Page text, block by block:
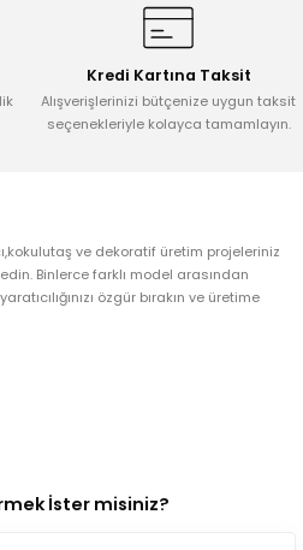
Kredi Kartına Taksit
Alışverişlerinizi bütçenize uygun taksit
seçenekleriyle kolayca tamamlayın.
ve dekoratif üretim projeleriniz
Binlerce farklı model arasından
özgür bırakın ve üretime
İster misiniz?